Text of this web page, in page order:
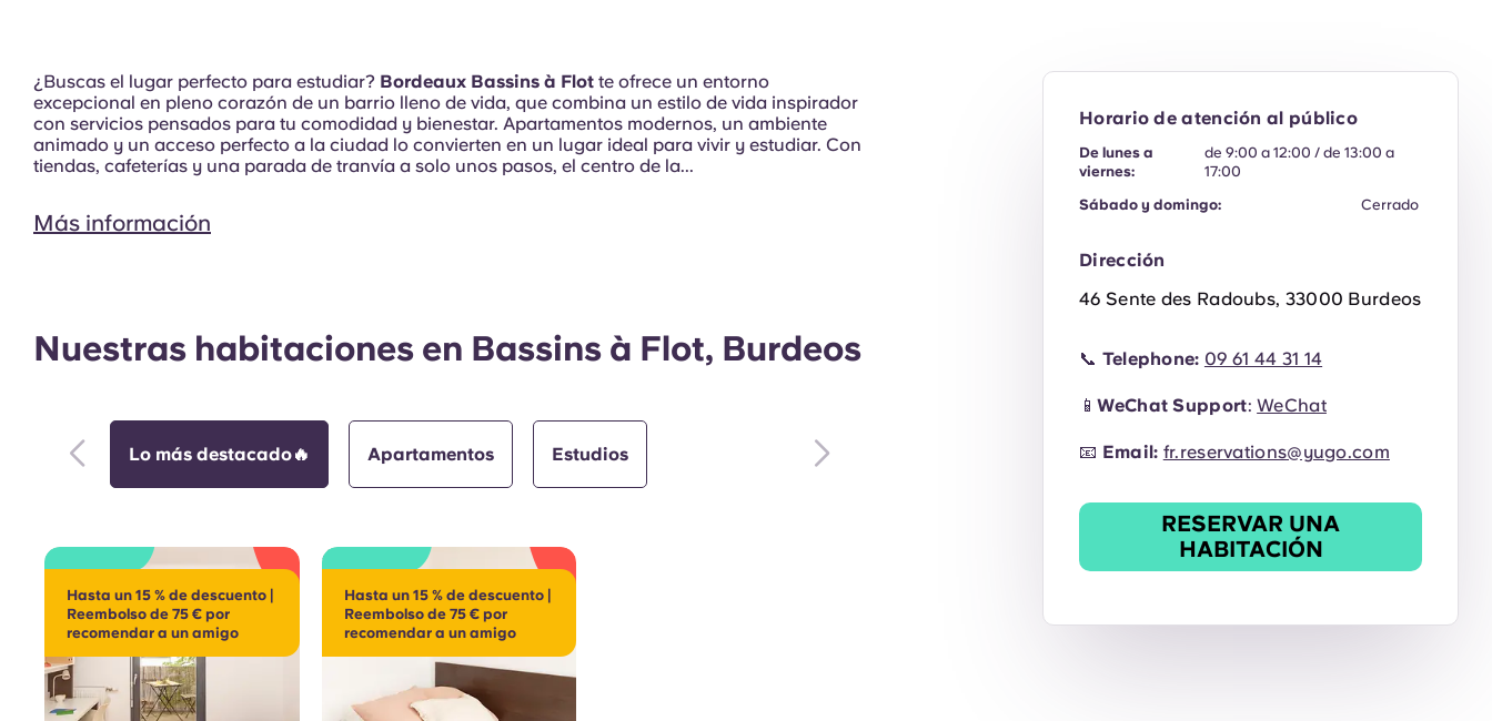
Gimnasio Interior
Exterior
¿Buscas el lugar perfecto para estudiar? Bordeaux Bassins à Flot te ofrece un entorno
excepcional en pleno corazón de un barrio lleno de vida, que combina un estilo de vida inspirador
con servicios pensados para tu comodidad y bienestar. Apartamentos modernos, un ambiente
animado y un acceso perfecto a la ciudad lo convierten en un lugar ideal para vivir y estudiar. Con
tiendas, cafeterías y una parada de tranvía a solo unos pasos, el centro de la...
Más información
Nuestras habitaciones en Bassins à Flot, Burdeos
Lo más destacado🔥 Apartamentos Estudios
Hasta un 15 % de descuento |
Reembolso de 75 € por
recomendar a un amigo
Hasta un 15 % de descuento |
Reembolso de 75 € por
recomendar a un amigo
Horario de atención al público
De lunes a
viernes:
de 9:00 a 12:00 / de 13:00 a
17:00
Sábado y domingo:
Cerrado
Dirección
46 Sente des Radoubs, 33000 Burdeos
📞 Telephone: 09 61 44 31 14
📱WeChat Support:WeChat
📧 Email: fr.reservations@yugo.com
RESERVAR UNA
HABITACIÓN